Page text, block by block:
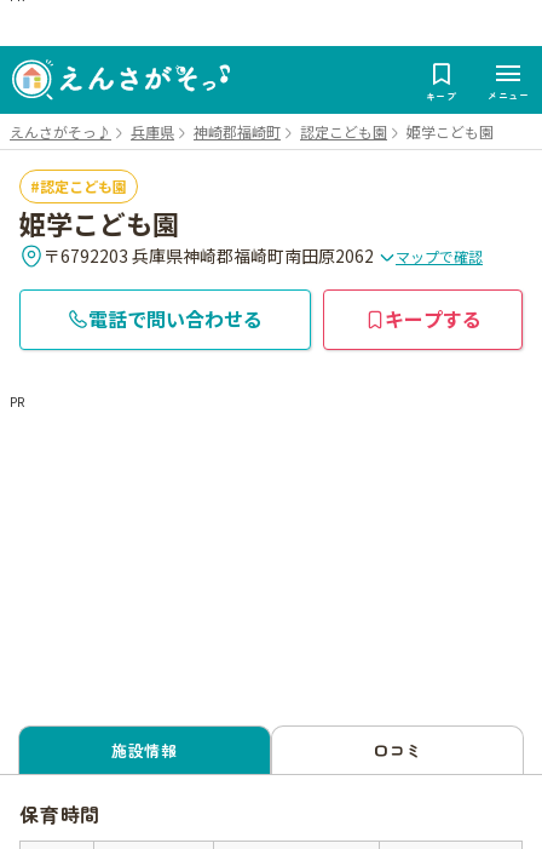
キープ メニュー
えんさがそっ♪ 兵庫県 神崎郡福崎町 認定こども園 姫学こども園
認定こども園
姫学こども園
〒6792203 兵庫県神崎郡福崎町南田原2062 マップで確認
電話で問い合わせる キープする
PR
施設情報 口コミ
保育時間